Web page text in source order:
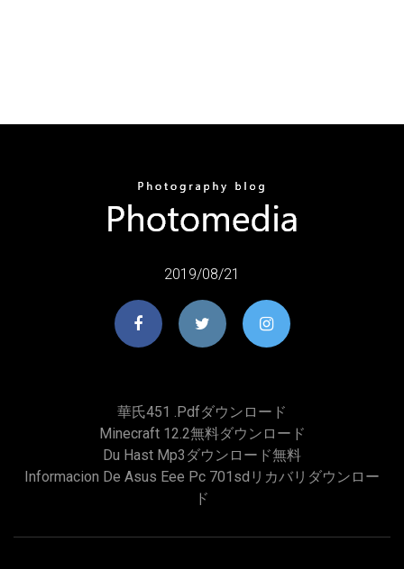
2019/08/21
華氏451 .pdfダウンロード
Minecraft 12.2無料ダウンロード
Du Hast Mp3ダウンロード無料
Informacion De Asus Eee Pc 701sdリカバリダウンロー
ド